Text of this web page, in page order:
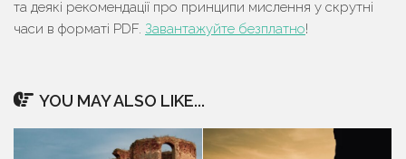
та деякі рекомендації про принципи мислення у скрутні
часи в форматі PDF. Завантажуйте безплатно!
YOU MAY ALSO LIKE...